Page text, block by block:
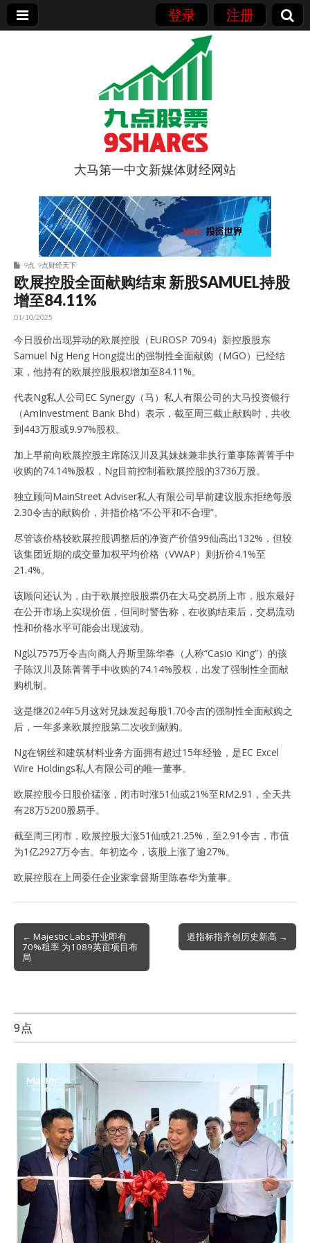
登录 注册
9点股票
大马第一中文新媒体财经网站
9点 9点财经天下
欧展控股全面献购结束 新股SAMUEL持股
增至84.11%
01/10/2025
今日股价出现异动的欧展控股（EUROSP 7094）新控股股东
Samuel Ng Heng Hong提出的强制性全面献购（MGO）已经结
束，他持有的欧展控股股权增加至84.11%。
代表Ng私人公司EC Synergy（马）私人有限公司的大马投资银行
（AmInvestment Bank Bhd）表示，截至周三截止献购时，共收
到443万股或9.97%股权。
加上早前向欧展控股主席陈汉川及其妹妹兼非执行董事陈菁菁手中
收购的74.14%股权，Ng目前控制着欧展控股的3736万股。
独立顾问MainStreet Adviser私人有限公司早前建议股东拒绝每股
2.30令吉的献购价，并指价格“不公平和不合理”。
尽管该价格较欧展控股调整后的净资产价值99仙高出132%，但较
该集团近期的成交量加权平均价格（VWAP）则折价4.1%至
21.4%。
该顾问还认为，由于欧展控股股票仍在大马交易所上市，股东最好
在公开市场上实现价值，但同时警告称，在收购结束后，交易流动
性和价格水平可能会出现波动。
Ng以7575万令吉向商人丹斯里陈华春（人称“Casio King”）的孩
子陈汉川及陈菁菁手中收购的74.14%股权，出发了强制性全面献
购机制。
这是继2024年5月这对兄妹发起每股1.70令吉的强制性全面献购之
后，一年多来欧展控股第二次收到献购。
Ng在钢丝和建筑材料业务方面拥有超过15年经验，是EC Excel
Wire Holdings私人有限公司的唯一董事。
欧展控股今日股价猛涨，闭市时涨51仙或21%至RM2.91，全天共
有28万5200股易手。
截至周三闭市，欧展控股大涨51仙或21.25%，至2.91令吉，市值
为1亿2927万令吉。年初迄今，该股上涨了逾27%。
欧展控股在上周委任企业家拿督斯里陈春华为董事。
Post
navigation
← Majestic Labs开业即有
70%租率 为1089英亩项目布
局
道指标指齐创历史新高 →
9点